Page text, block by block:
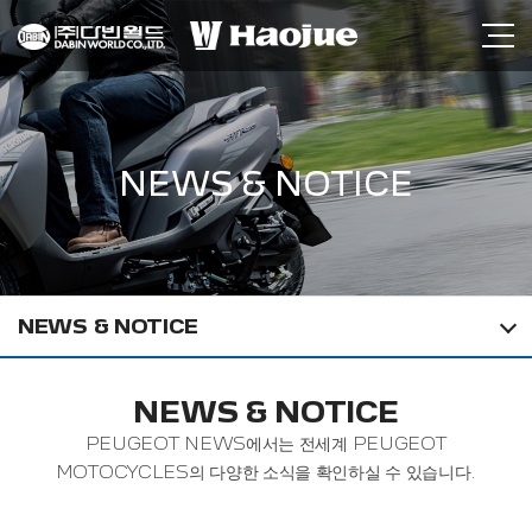
NEWS & NOTICE
NEWS & NOTICE
NEWS & NOTICE
PEUGEOT NEWS에서는 전세계 PEUGEOT
MOTOCYCLES의 다양한 소식을 확인하실 수 있습니다.